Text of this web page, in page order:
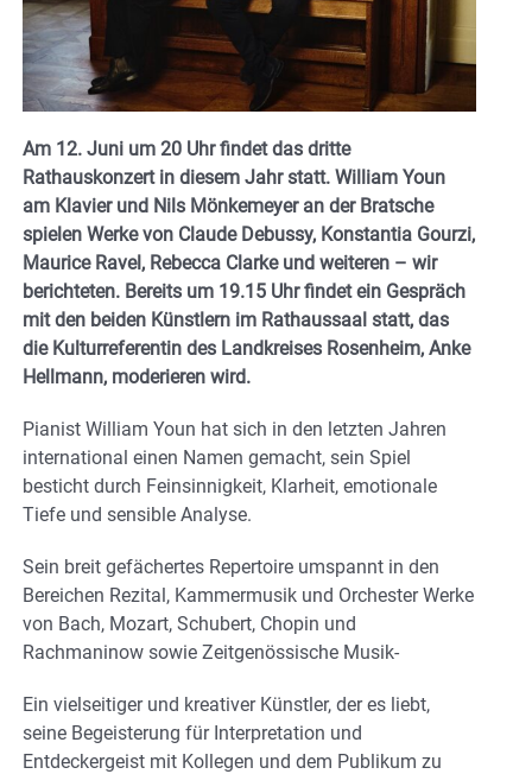
Am 12. Juni um 20 Uhr findet das dritte
Rathauskonzert in diesem Jahr statt. William Youn
am Klavier und Nils Mönkemeyer an der Bratsche
spielen Werke von Claude Debussy, Konstantia Gourzi,
Maurice Ravel, Rebecca Clarke und weiteren – wir
berichteten. Bereits um 19.15 Uhr findet ein Gespräch
mit den beiden Künstlern im Rathaussaal statt, das
die Kulturreferentin des Landkreises Rosenheim, Anke
Hellmann, moderieren wird.
Pianist William Youn hat sich in den letzten Jahren
international einen Namen gemacht, sein Spiel
besticht durch Feinsinnigkeit, Klarheit, emotionale
Tiefe und sensible Analyse.
Sein breit gefächertes Repertoire umspannt in den
Bereichen Rezital, Kammermusik und Orchester Werke
von Bach, Mozart, Schubert, Chopin und
Rachmaninow sowie Zeitgenössische Musik-
Ein vielseitiger und kreativer Künstler, der es liebt,
seine Begeisterung für Interpretation und
Entdeckergeist mit Kollegen und dem Publikum zu